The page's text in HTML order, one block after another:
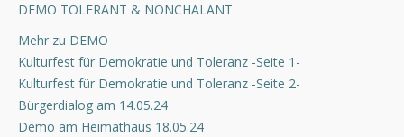
DEMO TOLERANT & NONCHALANT
Mehr zu DEMO
Kulturfest für Demokratie und Toleranz -Seite 1-
Kulturfest für Demokratie und Toleranz -Seite 2-
Bürgerdialog am 14.05.24
Demo am Heimathaus 18.05.24